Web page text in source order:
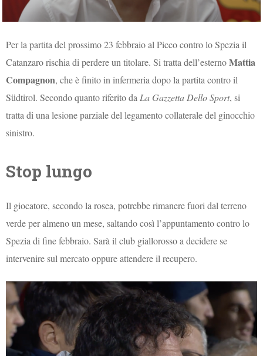
Per la partita del prossimo 23 febbraio al Picco contro lo Spezia il
Catanzaro rischia di perdere un titolare. Si tratta dell’esternoMattia
Compagnon, che è finito in infermeria dopo la partita contro il
Südtirol. Secondo quanto riferito da La Gazzetta Dello Sport, si
tratta di una lesione parziale del legamento collaterale del ginocchio
sinistro.
Stop lungo
Il giocatore, secondo la rosea, potrebbe rimanere fuori dal terreno
verde per almeno un mese, saltando così l’appuntamento contro lo
Spezia di fine febbraio. Sarà il club giallorosso a decidere se
intervenire sul mercato oppure attendere il recupero.